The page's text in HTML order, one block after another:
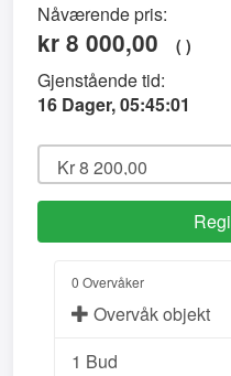
Nåværende pris:
kr 8 000,00 ( )
Gjenstående tid:
16 Dager, 05:45:01
0 Overvåker
Overvåk objekt
1 Bud